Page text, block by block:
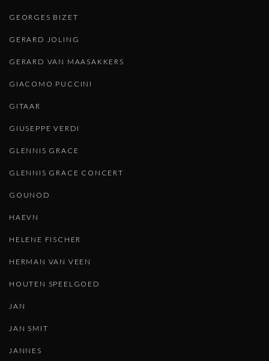
GEORGES BIZET
GERARD JOLING
GERARD VAN MAASAKKERS
GIACOMO PUCCINI
GITAAR
GIUSEPPE VERDI
GLENNIS GRACE
GLENNIS GRACE CONCERT
GOUNOD
HAEVN
HELENE FISCHER
HERMAN VAN VEEN
HOUTEN SPEELGOED
JAN
JAN SMIT
JANNES